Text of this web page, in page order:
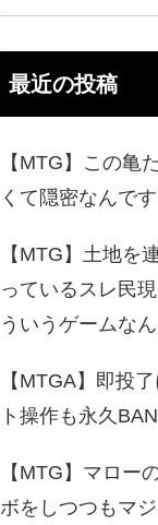
最近の投稿
【MTG】この亀
くて隠密なんで
【MTG】土地を
っているスレ民
ういうゲームな
【MTGA】即投
ト操作も永久
【MTG】マロ
ボをしつつもマ